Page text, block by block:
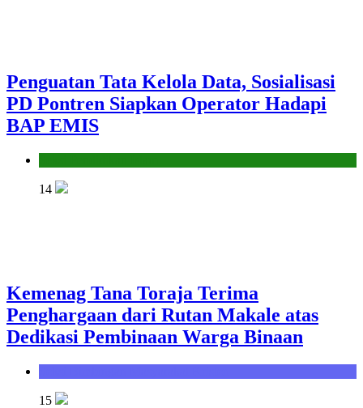
Penguatan Tata Kelola Data, Sosialisasi
PD Pontren Siapkan Operator Hadapi
BAP EMIS
14
Kemenag Tana Toraja Terima
Penghargaan dari Rutan Makale atas
Dedikasi Pembinaan Warga Binaan
15